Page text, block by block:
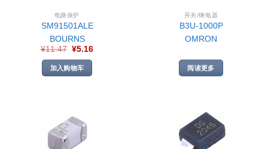
电路保护
SM91501ALE
BOURNS
¥11.47 ¥5.16
加入购物车
开关/继电器
B3U-1000P
OMRON
阅读更多